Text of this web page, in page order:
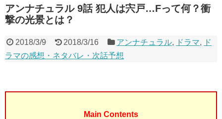
アンナチュラル 9話 犯人は宍戸…Fって何？衝
撃の光景とは？
2018/3/9 2018/3/16 アンナチュラル, ドラマ, ド
ラマの感想・ネタバレ・次話予想
Main Contents